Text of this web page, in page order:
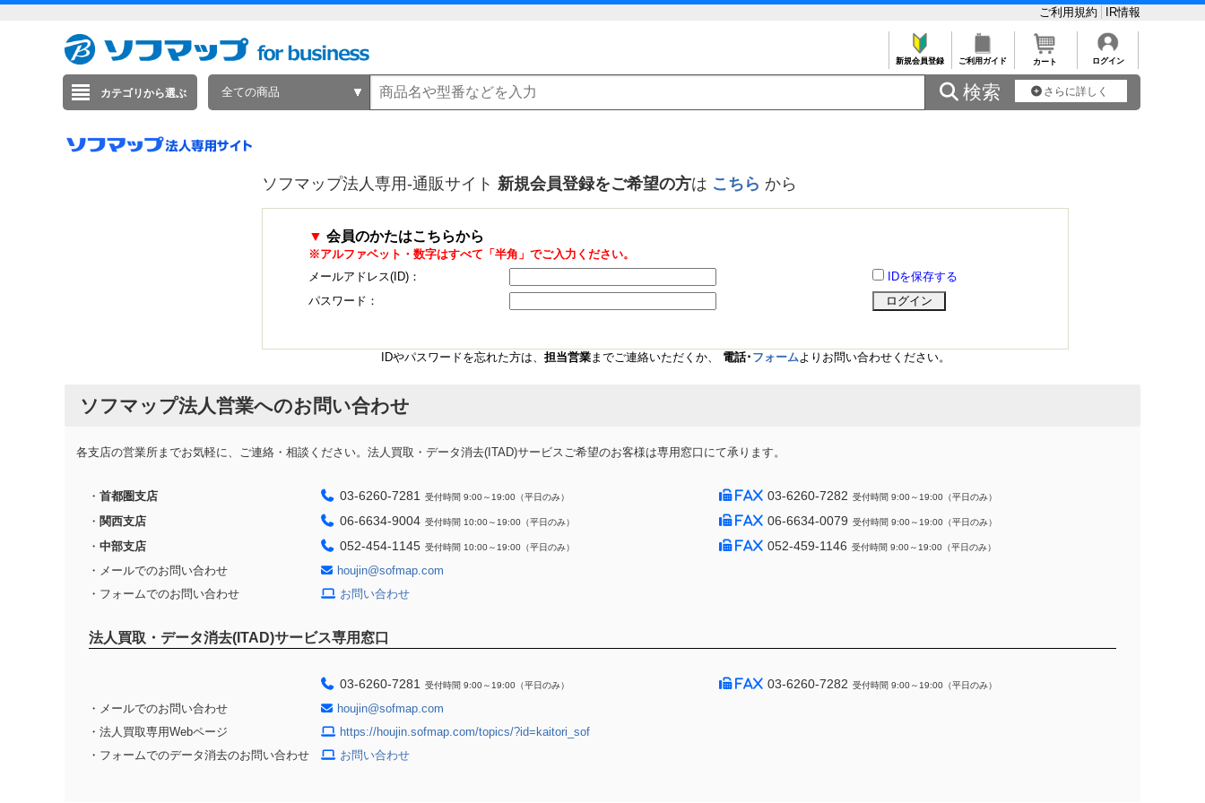
ご利用規約 IR情報
新規会員登録 ご利用ガイド カート ログイン
カテゴリから選ぶ 全ての商品  検索 さらに詳しく
ソフマップ法人専用-通販サイト 新規会員登録をご希望の方は こちら から
▼ 会員のかたはこちらから
※アルファベット・数字はすべて「半角」でご入力ください。
メールアドレス(ID)：
IDを保存する
パスワード：
IDやパスワードを忘れた方は、 担当営業までご連絡いただくか、 電話･ フォームよりお問い合わせください。
ソフマップ法人営業へのお問い合わせ
各支店の営業所までお気軽に、ご連絡・相談ください。法人買取・データ消去(ITAD)サービスご希望のお客様は専用窓口にて承ります。
・ 首都圏支店 03-6260-7281 受付時間 9:00～19:00（平日のみ） 03-6260-7282 受付時間 9:00～19:00（平日のみ）
・ 関西支店 06-6634-9004 受付時間 10:00～19:00（平日のみ） 06-6634-0079 受付時間 9:00～19:00（平日のみ）
・ 中部支店 052-454-1145 受付時間 10:00～19:00（平日のみ） 052-459-1146 受付時間 9:00～19:00（平日のみ）
・メールでのお問い合わせ
houjin@sofmap.com
・フォームでのお問い合わせ
お問い合わせ
法人買取・データ消去(ITAD)サービス専用窓口
03-6260-7281 受付時間 9:00～19:00（平日のみ） 03-6260-7282 受付時間 9:00～19:00（平日のみ）
・メールでのお問い合わせ
houjin@sofmap.com
・法人買取専用Webページ
https://houjin.sofmap.com/topics/?id=kaitori_sof
・フォームでのデータ消去のお問い合わせ
お問い合わせ